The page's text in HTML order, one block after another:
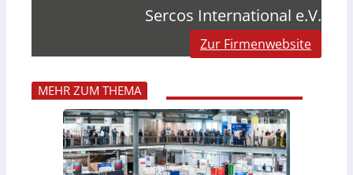
Sercos International e.V.
Zur Firmenwebsite
MEHR ZUM THEMA